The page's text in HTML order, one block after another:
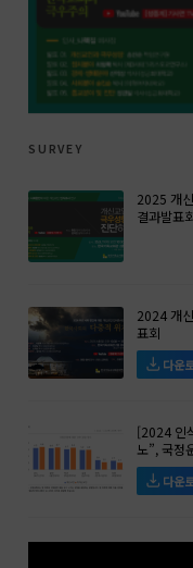
survey
2025 개
결과발표
2024 개
표회
다운
[2024 인
노”, 국정
다운